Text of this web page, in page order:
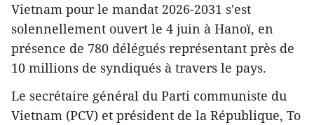
Vietnam pour le mandat 2026-2031 s'est
solennellement ouvert le 4 juin à Hanoï, en
présence de 780 délégués représentant près de
10 millions de syndiqués à travers le pays.
Le secrétaire général du Parti communiste du
Vietnam (PCV) et président de la République, To